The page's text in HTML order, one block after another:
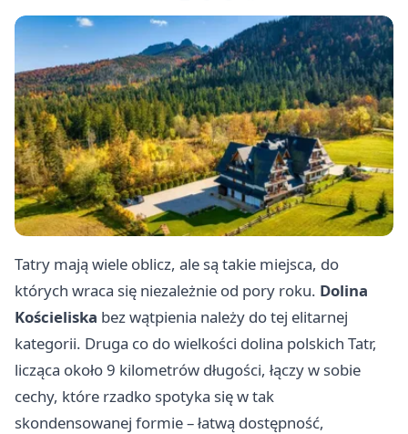
Tatry mają wiele oblicz, ale są takie miejsca, do
których wraca się niezależnie od pory roku. Dolina
Kościeliska bez wątpienia należy do tej elitarnej
kategorii. Druga co do wielkości dolina polskich Tatr,
licząca około 9 kilometrów długości, łączy w sobie
cechy, które rzadko spotyka się w tak
skondensowanej formie – łatwą dostępność,